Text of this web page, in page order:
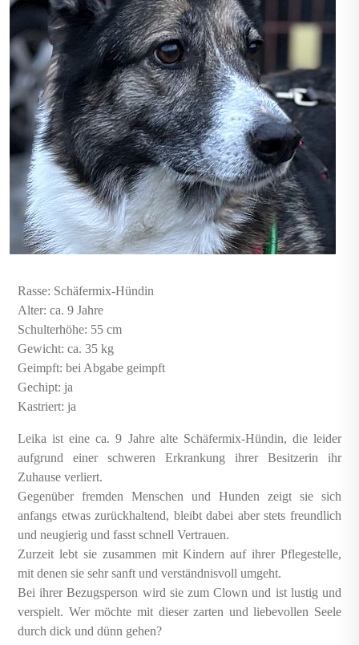
Rasse: Schäfermix-Hündin
Alter: ca. 9 Jahre
Schulterhöhe: 55 cm
Gewicht: ca. 35 kg
Geimpft: bei Abgabe geimpft
Gechipt: ja
Kastriert: ja
Leika ist eine ca. 9 Jahre alte Schäfermix-Hündin, die leider
aufgrund einer schweren Erkrankung ihrer Besitzerin ihr
Zuhause verliert.
Gegenüber fremden Menschen und Hunden zeigt sie sich
anfangs etwas zurückhaltend, bleibt dabei aber stets freundlich
und neugierig und fasst schnell Vertrauen.
Zurzeit lebt sie zusammen mit Kindern auf ihrer Pflegestelle,
mit denen sie sehr sanft und verständnisvoll umgeht.
Bei ihrer Bezugsperson wird sie zum Clown und ist lustig und
verspielt. Wer möchte mit dieser zarten und liebevollen Seele
durch dick und dünn gehen?